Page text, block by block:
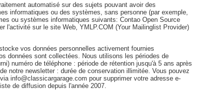
automatisé sur des sujets pouvant avoir des
informatiques ou des systèmes, sans personne (par exemple,
ou systèmes informatiques suivants: Contao Open Source
l'activité sur le site Web, YMLP.COM (Your Mailinglist Provider)
vos données personnelles activement fournies
données sont collectées. Nous utilisons les périodes de
numéro de téléphone : période de rétention jusqu'à 5 ans après
notre newsletter : durée de conservation illimitée. Vous pouvez
info@classicargarage.com pour supprimer votre adresse e-
de diffusion depuis l'année 2007.